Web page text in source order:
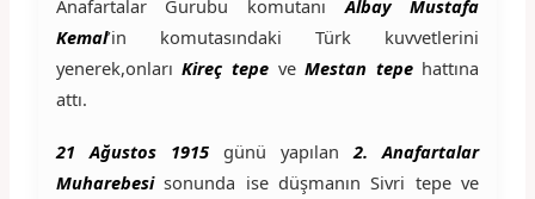
Anafartalar Gurubu komutanıAlbay Mustafa
Kemal’in komutasındaki Türk kuvvetlerini
yenerek,onlarıKireç tepeveMestan tepehattına
attı.
21 Ağustos 1915günü yapılan2. Anafartalar
Muharebesisonunda ise düşmanın Sivri tepe ve